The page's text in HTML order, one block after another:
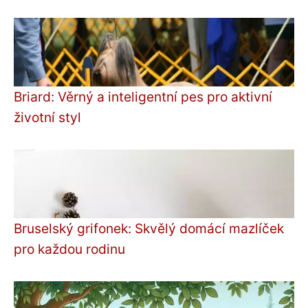
Briard: Věrný a inteligentní pes pro aktivní
životní styl
Bruselský grifonek: Skvělý domácí mazlíček
pro každou rodinu